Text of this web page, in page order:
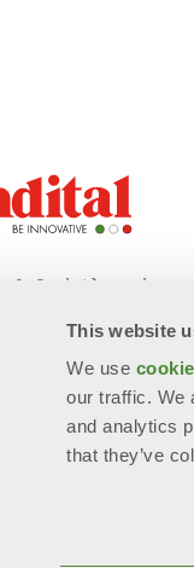
This website
We use
our traffic. We
and analytics
that they’ve
Società a unico
Amministrativa
沃巴尔诺市Cerreto 路